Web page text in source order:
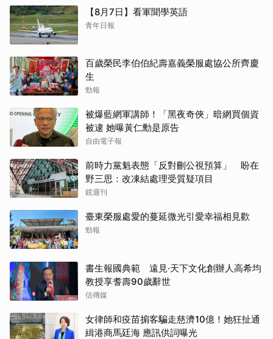
【8月7日】看軍聞學英語
青年日報
百歲榮民李伯伯紀壽嘉義榮服處協公所齊慶
生
勁報
被爆藍網軍講師！「黑夜奇俠」暗網買個資
被逮 她曝黃仁勳是原告
自由電子報
前時力黨魁表態「反對刪公視預算」 盼在
野三思：改凍結處理受質疑項目
鏡週刊
臺東榮服處愛的蔓延微光引愛幸福相見歡
勁報
書生報國典範 遠見‧天下文化創辦人高希均
教授享耆壽90歲辭世
信傳媒
女律師和疫苗掮客騙走慈濟10億！她狂扯通
緝港商馬廷海 應訊供詞曝光